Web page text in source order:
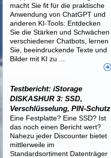
macht Sie fit für die praktische
Anwendung von ChatGPT und
anderen KI-Tools: Entdecken
Sie die Stärken und Schwächen
verschiedener Chatbots, lernen
Sie, beeindruckende Texte und
Bilder mit KI zu ...
Testbericht: iStorage
DISKASHUR 3: SSD,
Verschlüsselung, PIN-Schutz
Eine Festplatte? Eine SSD? Ist
das noch einen Bericht wert?
Nahezu jeder Discounter bietet
mittlerweile im
Standardsortiment Datenträger